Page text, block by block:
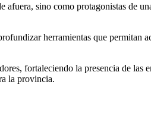
sino como protagonistas de
herramientas que permitan
fortaleciendo la presencia de las
la provincia.